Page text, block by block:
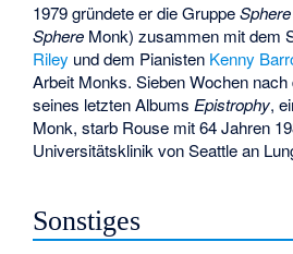
1979 gründete er die GruppeSphere
Sphere Monk) zusammen mit dem
Riley und dem Pianisten Kenny
Arbeit Monks. Sieben Wochen nach
seines letzten AlbumsEpistrophy,
Monk, starb Rouse mit 64 Jahren
Universitätsklinik von Seattle an
Sonstiges